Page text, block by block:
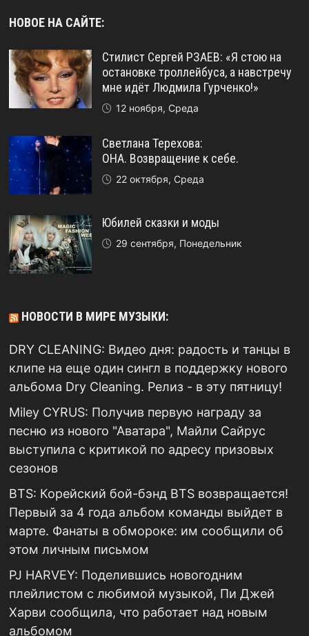
НОВОЕ НА САЙТЕ:
Стилист Сергей РЗАЕВ: «Я стою на
остановке троллейбуса, а навстречу
мне идёт Людмила Гурченко!»
12 ноября, Среда
Светлана Терехова:
ОНА. Возвращение к себе.
22 октября, Среда
Юбилей сказки и моды
29 сентября, Понедельник
НОВОСТИ В МИРЕ МУЗЫКИ:
DRY CLEANING: Видео дня: радость и танцы в
клипе на еще один сингл в поддержку нового
альбома Dry Cleaning. Релиз - в эту пятницу!
Miley CYRUS: Получив первую награду за
песню из нового "Аватара", Майли Сайрус
выступила с критикой по адресу призовых
сезонов
BTS: Корейский бой-бэнд BTS возвращается!
Первый за 4 года альбом команды выйдет в
марте. Фанаты в обмороке: им сообщили об
этом личным письмом
PJ HARVEY: Поделившись новогодним
плейлистом с любимой музыкой, Пи Джей
Харви сообщила, что работает над новым
альбомом